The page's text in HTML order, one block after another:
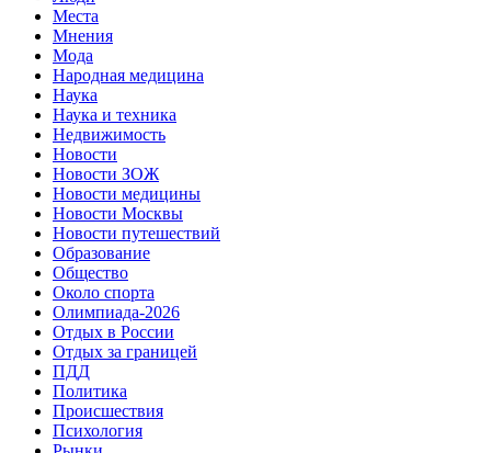
Места
Мнения
Мода
Народная медицина
Наука
Наука и техника
Недвижимость
Новости
Новости ЗОЖ
Новости медицины
Новости Москвы
Новости путешествий
Образование
Общество
Около спорта
Олимпиада-2026
Отдых в России
Отдых за границей
ПДД
Политика
Происшествия
Психология